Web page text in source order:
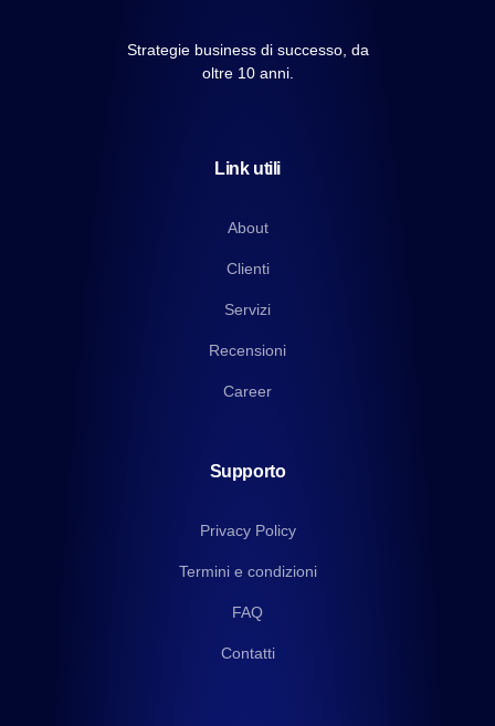
Strategie business di successo, da
oltre 10 anni.
Link utili
About
Clienti
Servizi
Recensioni
Career
Supporto
Privacy Policy
Termini e condizioni
FAQ
Contatti